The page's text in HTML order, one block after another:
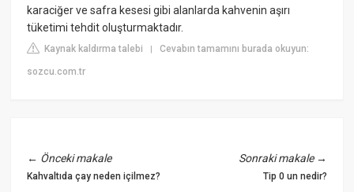
karaciğer ve safra kesesi gibi alanlarda kahvenin aşırı
tüketimi tehdit oluşturmaktadır.
Kaynak kaldırma talebi |Cevabın tamamını burada okuyun:
sozcu.com.tr
← Önceki makale
Kahvaltıda çay neden içilmez?
Sonraki makale→
Tip 0 un nedir?